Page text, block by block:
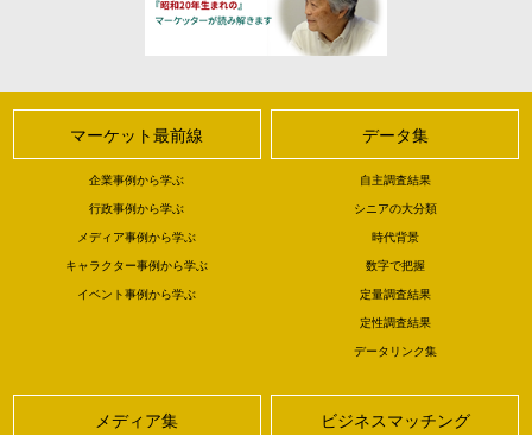
マーケット最前線
企業事例から学ぶ
行政事例から学ぶ
メディア事例から学ぶ
キャラクター事例から学ぶ
イベント事例から学ぶ
データ集
自主調査結果
シニアの大分類
時代背景
数字で把握
定量調査結果
定性調査結果
データリンク集
メディア集 ビジネスマッチング